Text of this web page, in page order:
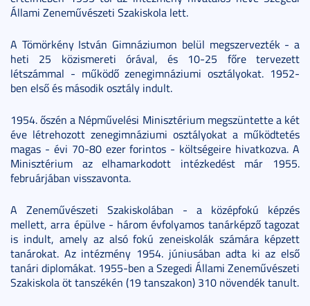
Állami Zeneművészeti Szakiskola lett.
A Tömörkény István Gimnáziumon belül megszervezték - a
heti 25 közismereti órával, és 10-25 főre tervezett
létszámmal - működő zenegimnáziumi osztályokat. 1952-
ben első és második osztály indult.
1954. őszén a Népművelési Minisztérium megszüntette a két
éve létrehozott zenegimnáziumi osztályokat a működtetés
magas - évi 70-80 ezer forintos - költségeire hivatkozva. A
Minisztérium az elhamarkodott intézkedést már 1955.
februárjában visszavonta.
A Zeneművészeti Szakiskolában - a középfokú képzés
mellett, arra épülve - három évfolyamos tanárképző tagozat
is indult, amely az alsó fokú zeneiskolák számára képzett
tanárokat. Az intézmény 1954. júniusában adta ki az első
tanári diplomákat. 1955-ben a Szegedi Állami Zeneművészeti
Szakiskola öt tanszékén (19 tanszakon) 310 növendék tanult.